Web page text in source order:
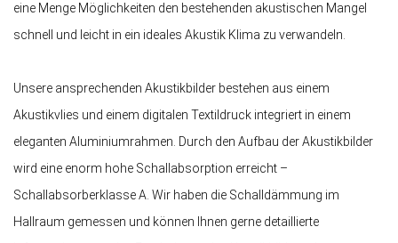
eine Menge Möglichkeiten den bestehenden akustischen Mangel
schnell und leicht in ein ideales Akustik Klima zu verwandeln.
Unsere ansprechenden Akustikbilder bestehen aus einem
Akustikvlies und einem digitalen Textildruck integriert in einem
eleganten Aluminiumrahmen. Durch den Aufbau der Akustikbilder
wird eine enorm hohe Schallabsorption erreicht –
Schallabsorberklasse A. Wir haben die Schalldämmung im
Hallraum gemessen und können Ihnen gerne detaillierte